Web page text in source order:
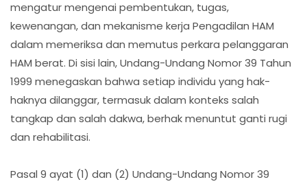
mengatur mengenai pembentukan, tugas,
kewenangan, dan mekanisme kerja Pengadilan HAM
dalam memeriksa dan memutus perkara pelanggaran
HAM berat. Di sisi lain, Undang-Undang Nomor 39 Tahun
1999 menegaskan bahwa setiap individu yang hak-
haknya dilanggar, termasuk dalam konteks salah
tangkap dan salah dakwa, berhak menuntut ganti rugi
dan rehabilitasi.
Pasal 9 ayat (1) dan (2) Undang-Undang Nomor 39